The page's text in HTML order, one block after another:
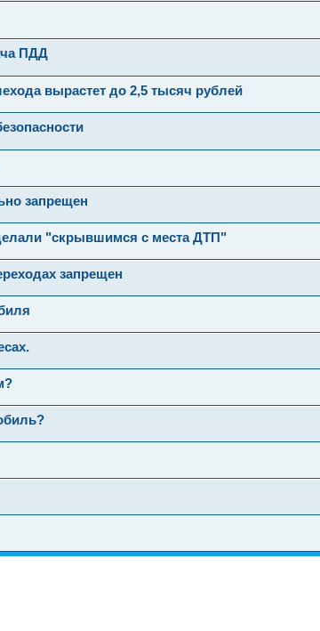
ПДД
вырастет до 2,5 тысяч рублей
запрещен
"скрывшимся с места ДТП"
запрещен